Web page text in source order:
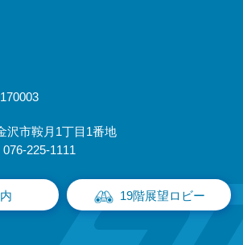
沢市鞍月1丁目1番地
225-1111
19階展望ロビー